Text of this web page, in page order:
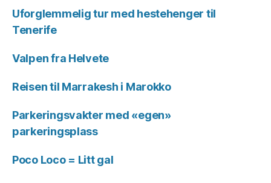
Uforglemmelig tur med hestehenger til
Tenerife
Valpen fra Helvete
Reisen til Marrakesh i Marokko
Parkeringsvakter med «egen»
parkeringsplass
Poco Loco = Litt gal